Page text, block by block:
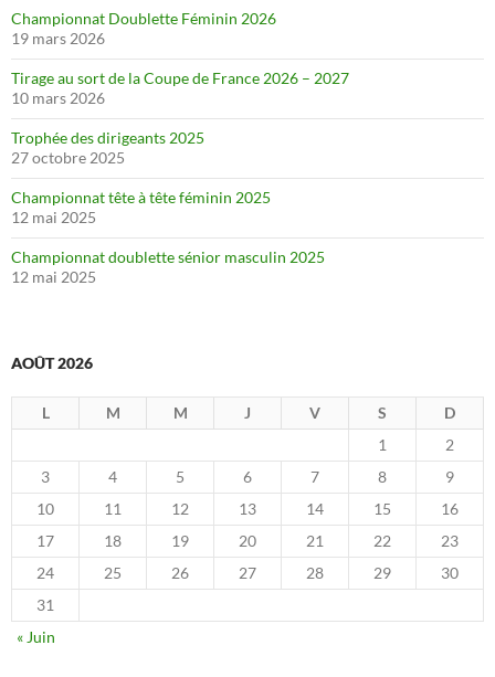
Championnat Doublette Féminin 2026
19 mars 2026
Tirage au sort de la Coupe de France 2026 – 2027
10 mars 2026
Trophée des dirigeants 2025
27 octobre 2025
Championnat tête à tête féminin 2025
12 mai 2025
Championnat doublette sénior masculin 2025
12 mai 2025
AOÛT 2026
L M M J V S
D
1
2
3
4 5 6 7 8
9
10
11 12 13 14 15
16
17
18 19 20 21 22
23
24
25 26 27 28 29
30
31
« Juin